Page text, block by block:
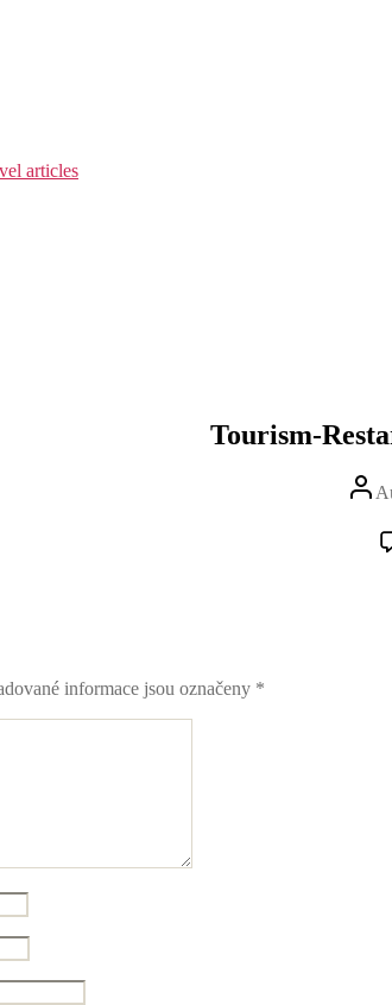
articles
Tourism-
Autor
informace jsou označeny *